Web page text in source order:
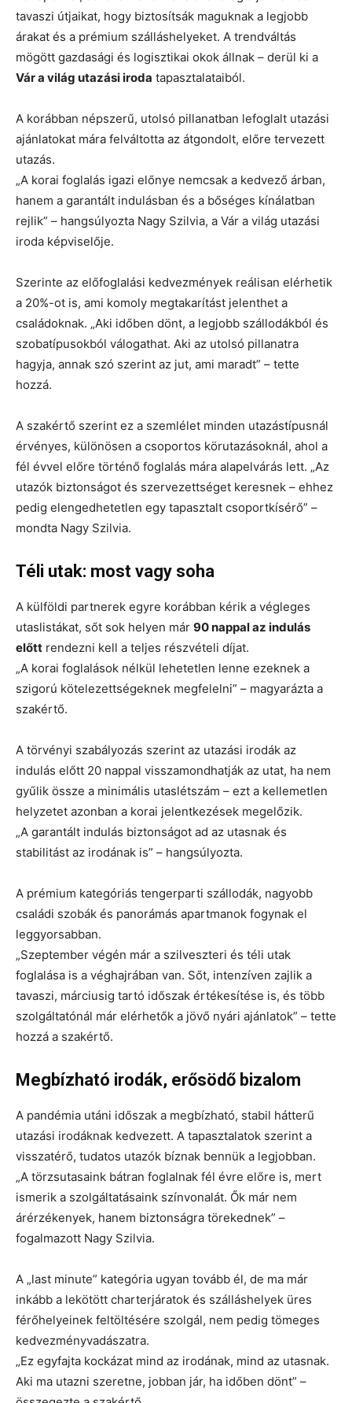
tavaszi útjaikat, hogy biztosítsák maguknak a legjobb
árakat és a prémium szálláshelyeket. A trendváltás
mögött gazdasági és logisztikai okok állnak – derül ki a
Vár a világ utazási iroda tapasztalataiból.
A korábban népszerű, utolsó pillanatban lefoglalt utazási
ajánlatokat mára felváltotta az átgondolt, előre tervezett
utazás.
„A korai foglalás igazi előnye nemcsak a kedvező árban,
hanem a garantált indulásban és a bőséges kínálatban
rejlik” – hangsúlyozta Nagy Szilvia, a Vár a világ utazási
iroda képviselője.
Szerinte az előfoglalási kedvezmények reálisan elérhetik
a 20%-ot is, ami komoly megtakarítást jelenthet a
családoknak. „Aki időben dönt, a legjobb szállodákból és
szobatípusokból válogathat. Aki az utolsó pillanatra
hagyja, annak szó szerint az jut, ami maradt” – tette
hozzá.
A szakértő szerint ez a szemlélet minden utazástípusnál
érvényes, különösen a csoportos körutazásoknál, ahol a
fél évvel előre történő foglalás mára alapelvárás lett. „Az
utazók biztonságot és szervezettséget keresnek – ehhez
pedig elengedhetetlen egy tapasztalt csoportkísérő” –
mondta Nagy Szilvia.
Téli utak: most vagy soha
A külföldi partnerek egyre korábban kérik a végleges
utaslistákat, sőt sok helyen már 90 nappal az indulás
előtt rendezni kell a teljes részvételi díjat.
„A korai foglalások nélkül lehetetlen lenne ezeknek a
szigorú kötelezettségeknek megfelelni” – magyarázta a
szakértő.
A törvényi szabályozás szerint az utazási irodák az
indulás előtt 20 nappal visszamondhatják az utat, ha nem
gyűlik össze a minimális utaslétszám – ezt a kellemetlen
helyzetet azonban a korai jelentkezések megelőzik.
„A garantált indulás biztonságot ad az utasnak és
stabilitást az irodának is” – hangsúlyozta.
A prémium kategóriás tengerparti szállodák, nagyobb
családi szobák és panorámás apartmanok fogynak el
leggyorsabban.
„Szeptember végén már a szilveszteri és téli utak
foglalása is a véghajrában van. Sőt, intenzíven zajlik a
tavaszi, márciusig tartó időszak értékesítése is, és több
szolgáltatónál már elérhetők a jövő nyári ajánlatok” – tette
hozzá a szakértő.
Megbízható irodák, erősödő bizalom
A pandémia utáni időszak a megbízható, stabil hátterű
utazási irodáknak kedvezett. A tapasztalatok szerint a
visszatérő, tudatos utazók bíznak bennük a legjobban.
„A törzsutasaink bátran foglalnak fél évre előre is, mert
ismerik a szolgáltatásaink színvonalát. Ők már nem
árérzékenyek, hanem biztonságra törekednek” –
fogalmazott Nagy Szilvia.
A „last minute” kategória ugyan tovább él, de ma már
inkább a lekötött charterjáratok és szálláshelyek üres
férőhelyeinek feltöltésére szolgál, nem pedig tömeges
kedvezményvadászatra.
„Ez egyfajta kockázat mind az irodának, mind az utasnak.
Aki ma utazni szeretne, jobban jár, ha időben dönt” –